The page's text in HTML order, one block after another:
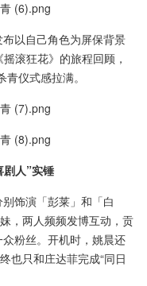
以自己角色为屏保背景
滚狂花》的旅程回顾，
仪式感拉满。
人”实锤
饰演「彭莱」和「白
，两人频频发博互动，贡
粉丝。开机时，姚晨还
也只和庄达菲完成“同日